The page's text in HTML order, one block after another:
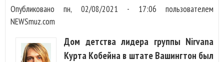
Опубликованопн, 02/08/2021 - 17:06 пользователем
NEWSmuz.com
Дом детства лидера группы Nirvana
Курта Кобейна в штате Вашингтон был